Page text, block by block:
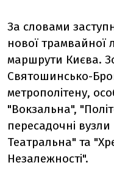
За словами
нової трамвайної
маршрути Києва.
Святошинсько-
метрополітену,
"Вокзальна",
пересадочні
Театральна" та
Незалежності".